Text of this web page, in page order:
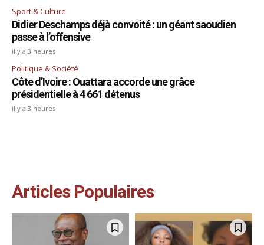
Sport & Culture
Didier Deschamps déjà convoité : un géant saoudien
passe à l’offensive
il y a 3 heures
Politique & Société
Côte d’Ivoire : Ouattara accorde une grâce
présidentielle à 4 661 détenus
il y a 3 heures
Articles Populaires